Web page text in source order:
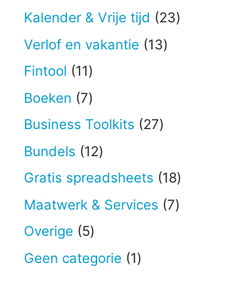
producten
Kalender & Vrije tijd 2323
Verlof en vakantie 1313
Fintool 1111
producten
Boeken 77
producten
Business Toolkits 2727
Bundels 1212
producten
Gratis spreadsheets 1818
producten
Maatwerk & Services 77
Overige 55
producten
Geen categorie 11